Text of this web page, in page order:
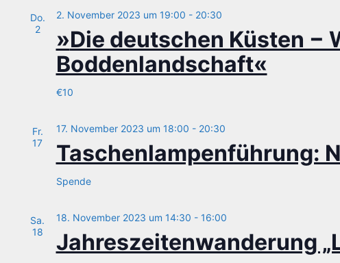
Do.
2
»Die deut­schen Küs­ten −
Boddenlandschaft«
2. November 2023 um 19:00 - 20:30
€10
Fr.
17
Taschen­lam­pen­füh­rung:
17. November 2023 um 18:00 - 20:30
Spende
Sa.
18
Jah­res­zei­ten­wan­de­rung
18. November 2023 um 14:30 - 16:00